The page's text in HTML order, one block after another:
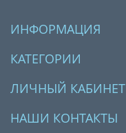
ИНФОРМАЦИЯ
КАТЕГОРИИ
ЛИЧНЫЙ КАБИНЕТ
НАШИ КОНТАКТЫ